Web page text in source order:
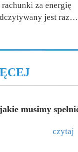
za energię
jest raz…
musimy
czytaj